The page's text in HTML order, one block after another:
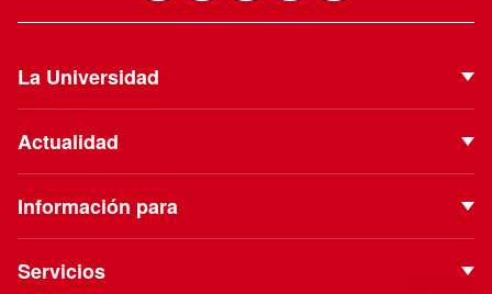
La Universidad
Proyecto Institucional
Vinculación con el Medio
ESE Business School
Actualidad
Podcast
Información para
Servicios